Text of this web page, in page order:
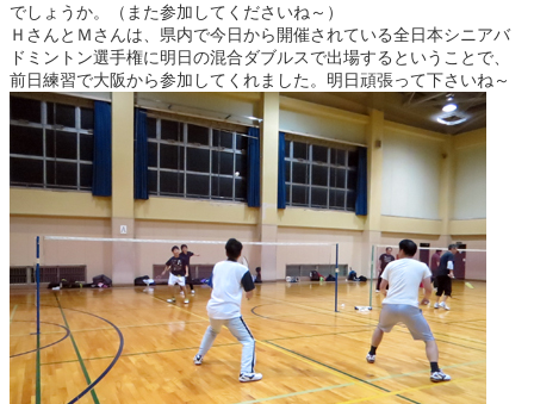
でしょうか。（また参加してくださいね～）
ＨさんとＭさんは、県内で今日から開催されている全日本シニアバ
ドミントン選手権に明日の混合ダブルスで出場するということで、
前日練習で大阪から参加してくれました。明日頑張って下さいね～